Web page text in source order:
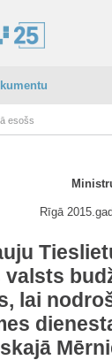
esošs
Rīgā
valsts
lai